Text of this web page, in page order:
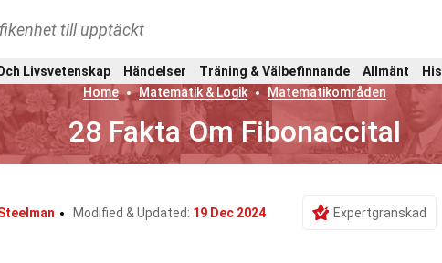
till upptäckt
Livsvetenskap Händelser Träning & Välbefinnande Allmänt
Home
Matematik & Logik Matematikområden
28 Fakta Om Fibonaccital
Modified & Updated: 19 Dec 2024 Expertgranskad